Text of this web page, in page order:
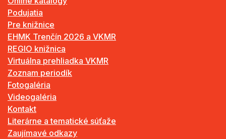
Podujatia
Pre knižnice
EHMK Trenčín 2026 a VKMR
REGIO knižnica
Virtuálna prehliadka VKMR
Zoznam periodík
Fotogaléria
Videogaléria
Kontakt
Literárne a tematické súťaže
Zaujímavé odkazy